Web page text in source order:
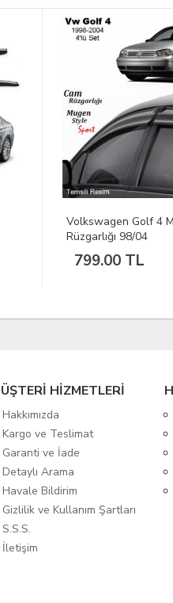
YENİ
Togg T10X Krom
Rüzgarlığı 2023-
1,445.00 TL
HİZMETLERİ
Hakkımızda
Kargo ve Teslimat
Garanti ve İade
Detaylı Arama
Havale Bildirim
Gizlilik ve Kullanım Şartları
S.S.S.
İletişim